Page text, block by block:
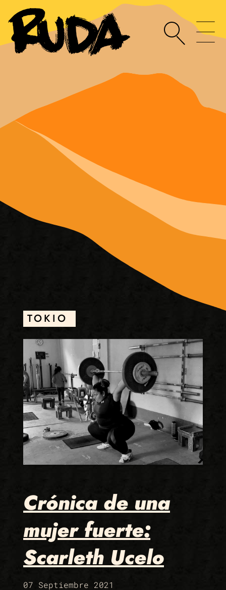
TOKIO
Crónica de una
mujer fuerte:
Scarleth Ucelo
07 Septiembre 2021